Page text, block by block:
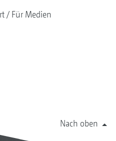
Für Medien
Nach oben